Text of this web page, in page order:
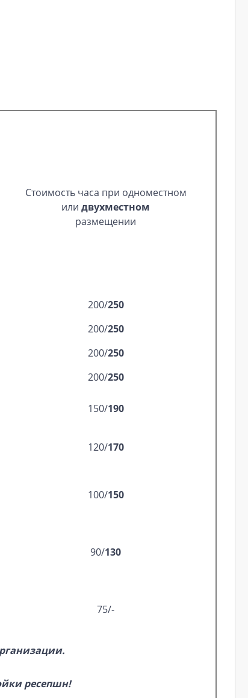
Стоимость часа при одноместном
или двухместном
размещении
200/250
200/250
200/250
200/250
150/190
120/170
100/150
90/130
75/-
ресепшн!